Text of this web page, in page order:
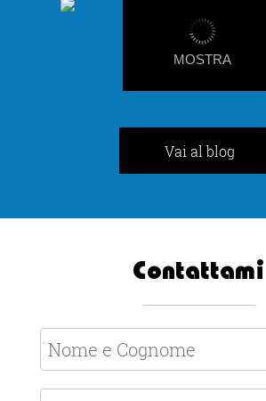
-
MOSTRA
Vai al blog
Contattami